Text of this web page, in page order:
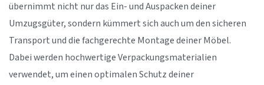
übernimmt nicht nur das Ein- und Auspacken deiner
Umzugsgüter, sondern kümmert sich auch um den sicheren
Transport und die fachgerechte Montage deiner Möbel.
Dabei werden hochwertige Verpackungsmaterialien
verwendet, um einen optimalen Schutz deiner